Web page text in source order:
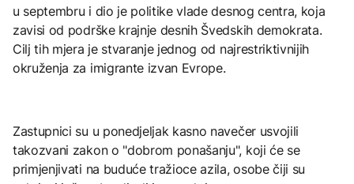
u septembru i dio je politike vlade desnog centra, koja
zavisi od podrške krajnje desnih Švedskih demokrata.
Cilj tih mjera je stvaranje jednog od najrestriktivnijih
okruženja za imigrante izvan Evrope.
Zastupnici su u ponedjeljak kasno navečer usvojili
takozvani zakon o "dobrom ponašanju", koji će se
primjenjivati na buduće tražioce azila, osobe čiji su